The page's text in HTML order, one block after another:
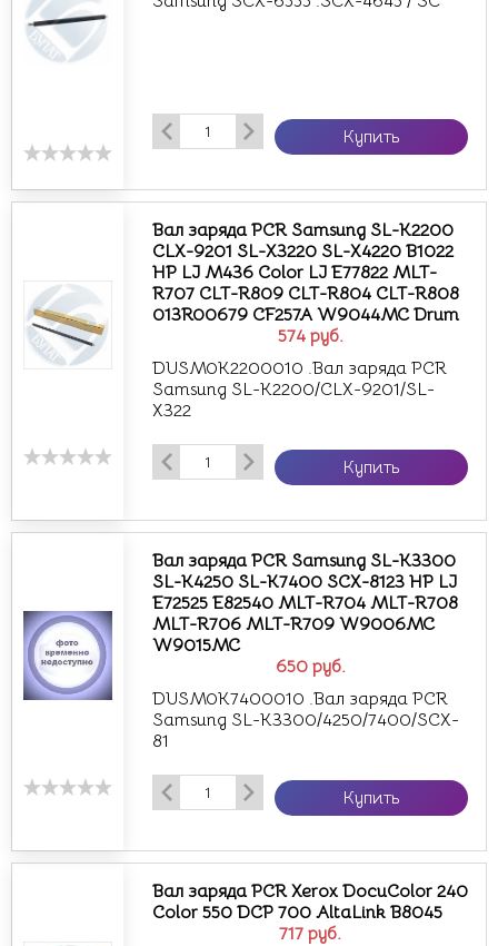
Купить
574 руб.
Вал заряда PCR Samsung SL-K2200
CLX-9201 SL-X3220 SL-X4220 B1022
HP LJ M436 Color LJ E77822 MLT-
R707 CLT-R809 CLT-R804 CLT-R808
013R00679 CF257A W9044MC Drum
DUSM0K2200010 .Вал заряда PCR
Samsung SL-K2200/CLX-9201/SL-
X322
Купить
650 руб.
Вал заряда PCR Samsung SL-K3300
SL-K4250 SL-K7400 SCX-8123 HP LJ
E72525 E82540 MLT-R704 MLT-R708
MLT-R706 MLT-R709 W9006MC
W9015MC
DUSM0K7400010 .Вал заряда PCR
Samsung SL-K3300/4250/7400/SCX-
81
Купить
717 руб.
Вал заряда PCR Xerox DocuColor 240
Color 550 DCP 700 AltaLink B8045